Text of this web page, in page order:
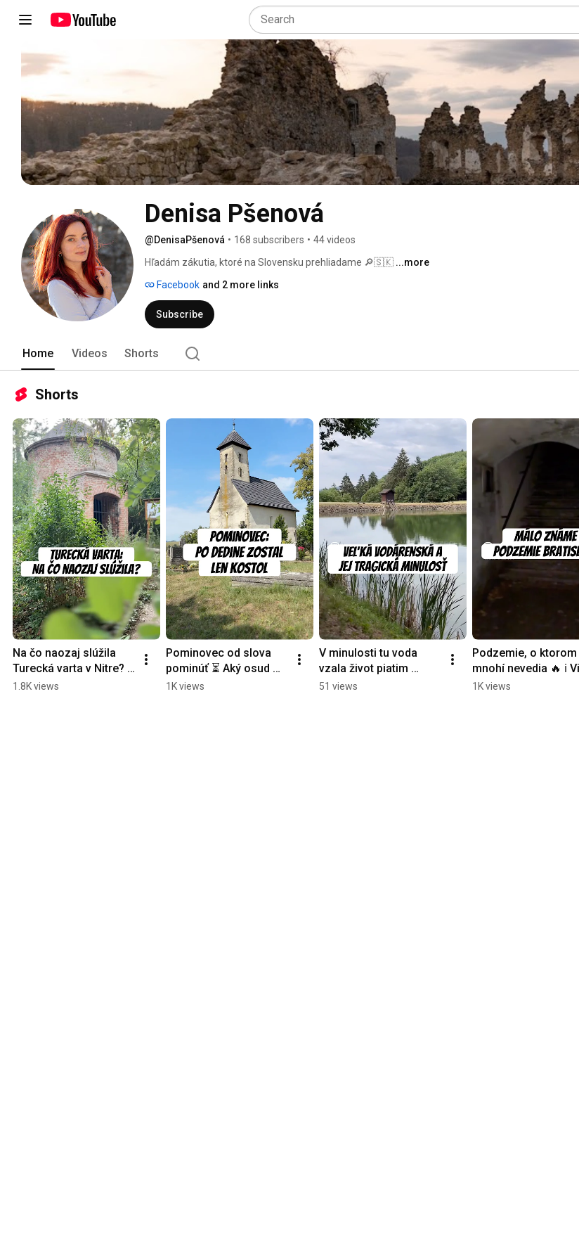
Denisa Pšenová
@DenisaPšenová • 168 subscribers • 44 videos
Hľadám zákutia, ktoré na Slovensku prehliadame 🔎🇸🇰 ...more
Facebook and 2 more links
Subscribe
Home Videos Shorts
Shorts
Na čo naozaj slúžila
Turecká varta v Nitre?
📜 #nitra #slovensko
1.8K views
Pominovec od slova
pominúť ⏳ Aký osud
zasiahol niekdajšiu
1K views
V minulosti tu voda
vzala život piatim
ľuďom. Ako k tomu
51 views
Podzemie, o ktorom
mnohí nevedia 🔥 ℹ️
info na 👉
1K views